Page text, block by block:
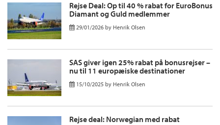
Rejse Deal: Op til 40 % rabat for EuroBonus
Diamant og Guld medlemmer
29/01/2026 by Henrik Olsen
SAS giver igen 25% rabat på bonusrejser –
nu til 11 europæiske destinationer
15/10/2025 by Henrik Olsen
Rejse deal: Norwegian med rabat